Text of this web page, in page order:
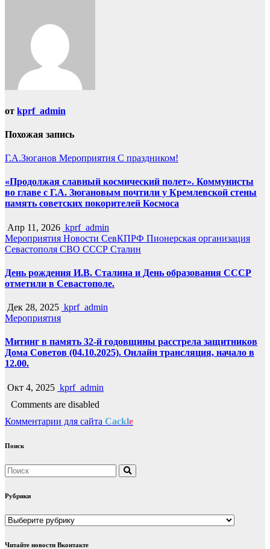
от kprf_admin
Похожая запись
Г.А.Зюганов Мероприятия С праздником!
«Продолжая славный космический полет». Коммунисты
во главе с Г.А. Зюгановым почтили у Кремлевской стены
память советских покорителей Космоса
Апр 11, 2026 kprf_admin
Мероприятия Новости СевКПРФ Пионерская организация
Севастополя СВО СССР Сталин
День рождения И.В. Сталина и День образования СССР
отметили в Севастополе.
Дек 28, 2025 kprf_admin
Мероприятия
Митинг в память 32-й годовщины расстрела защитников
Дома Советов (04.10.2025). Онлайн трансляция, начало в
12.00.
Окт 4, 2025 kprf_admin
Comments are disabled
Комментарии для сайта Cackle
Поиск
Рубрики
Рубрики
Читайте новости Вконтакте